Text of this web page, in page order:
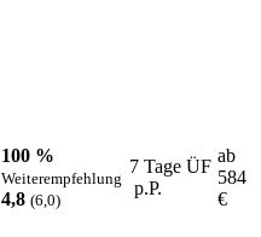
100 %
Weiterempfehlung
4,8 (6,0)
7 Tage ÜF
p.P.
ab
584
€